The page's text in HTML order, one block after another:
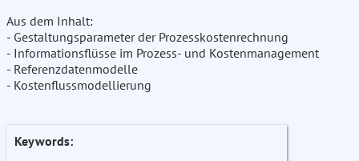
Aus dem Inhalt:
- Gestaltungsparameter der Prozesskostenrechnung
- Informationsflüsse im Prozess- und Kostenmanagement
- Referenzdatenmodelle
- Kostenflussmodellierung
Keywords: